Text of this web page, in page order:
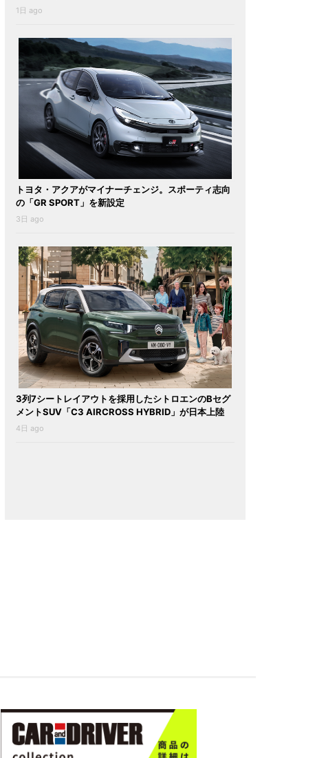
1日 ago
トヨタ・アクアがマイナーチェンジ。スポーティ志向
の「GR SPORT」を新設定
3日 ago
3列7シートレイアウトを採用したシトロエンのBセグ
メントSUV「C3 AIRCROSS HYBRID」が日本上陸
4日 ago